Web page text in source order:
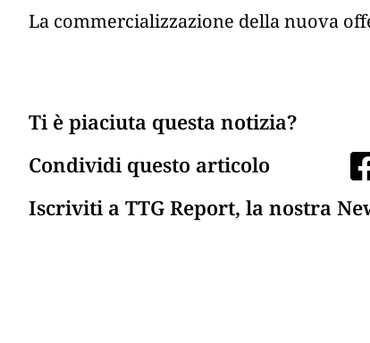
La commercializzazione della nuova
Ti è piaciuta questa notizia?
Condividi questo articolo
Iscriviti a TTG Report, la nostra